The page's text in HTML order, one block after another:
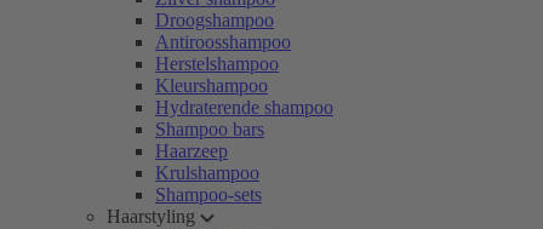
Droogshampoo
Antiroosshampoo
Herstelshampoo
Kleurshampoo
Hydraterende shampoo
Shampoo bars
Haarzeep
Krulshampoo
Shampoo-sets
Haarstyling